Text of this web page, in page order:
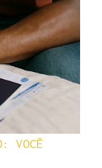
VOCÊ